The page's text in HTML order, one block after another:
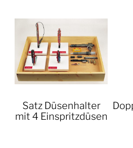
Satz Düsenhalter
mit 4 Einspritzdüsen